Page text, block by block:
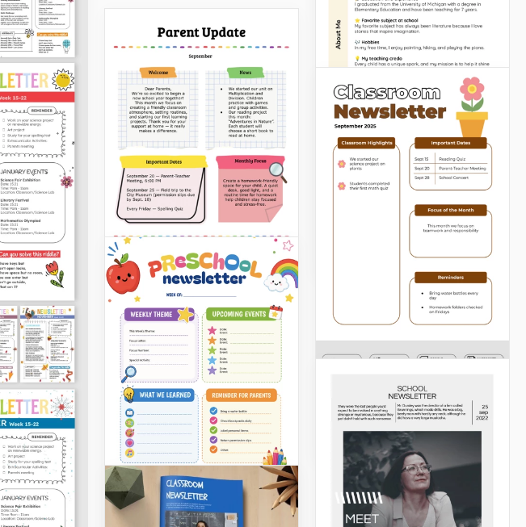
Impresionante
Boletín de Clase
¿Cuál es la noticia en tu
clase? Cuéntalas en forma
Bienvenido a Mi
Google Slides